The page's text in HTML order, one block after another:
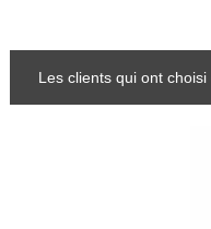
Les clients qui ont